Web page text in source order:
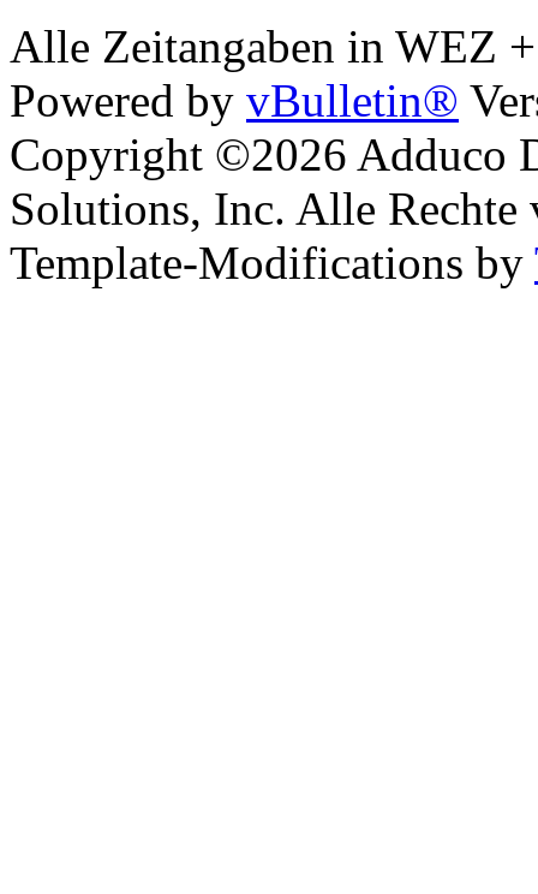
Alle Zeitangaben in WEZ
Powered by vBulletin®
Copyright ©2026 Adduco
Solutions, Inc. Alle Rechte
Template-Modifications by